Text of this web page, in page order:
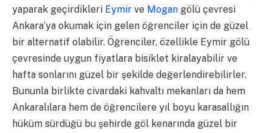
yaparak geçirdikleri Eymir ve Mogan gölü çevresi
Ankara’ya okumak için gelen öğrenciler için de güzel
bir alternatif olabilir. Öğrenciler, özellikle Eymir gölü
çevresinde uygun fiyatlara bisiklet kiralayabilir ve
hafta sonlarını güzel bir şekilde değerlendirebilirler.
Bununla birlikte civardaki kahvaltı mekanları da hem
Ankaralılara hem de öğrencilere yıl boyu karasallığın
hüküm sürdüğü bu şehirde göl kenarında güzel bir